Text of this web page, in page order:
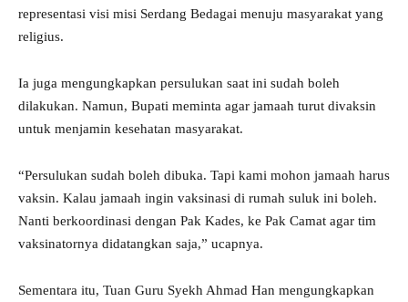
representasi visi misi Serdang Bedagai menuju masyarakat yang
religius.
Ia juga mengungkapkan persulukan saat ini sudah boleh
dilakukan. Namun, Bupati meminta agar jamaah turut divaksin
untuk menjamin kesehatan masyarakat.
“Persulukan sudah boleh dibuka. Tapi kami mohon jamaah harus
vaksin. Kalau jamaah ingin vaksinasi di rumah suluk ini boleh.
Nanti berkoordinasi dengan Pak Kades, ke Pak Camat agar tim
vaksinatornya didatangkan saja,” ucapnya.
Sementara itu, Tuan Guru Syekh Ahmad Han mengungkapkan